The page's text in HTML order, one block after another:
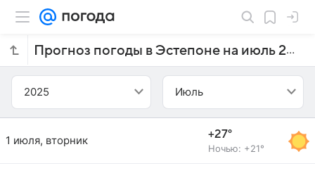
Прогноз погоды в Эстепоне на июль 2025 года
2025 Июль
1 июля, вторник +27°
Ночью: +21°